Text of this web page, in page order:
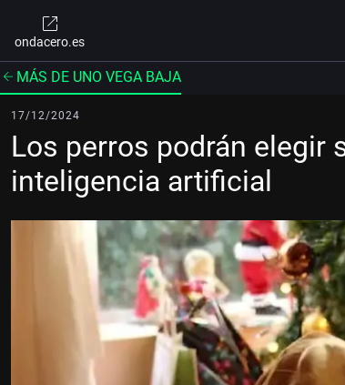
ondacero.es
MÁS DE UNO VEGA BAJA
17/12/2024
Los perros podrán elegir
inteligencia artificial